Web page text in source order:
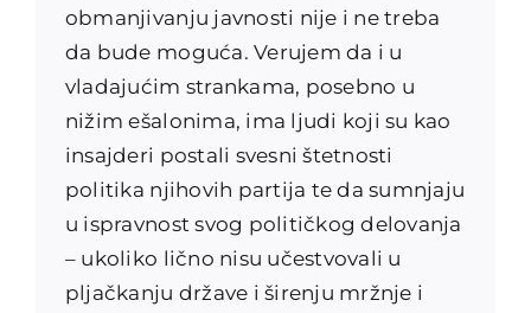
obmanjivanju javnosti nije i ne treba
da bude moguća. Verujem da i u
vladajućim strankama, posebno u
nižim ešalonima, ima ljudi koji su kao
insajderi postali svesni štetnosti
politika njihovih partija te da sumnjaju
u ispravnost svog političkog delovanja
– ukoliko lično nisu učestvovali u
pljačkanju države i širenju mržnje i